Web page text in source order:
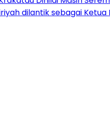
dilantik sebagai Ketua